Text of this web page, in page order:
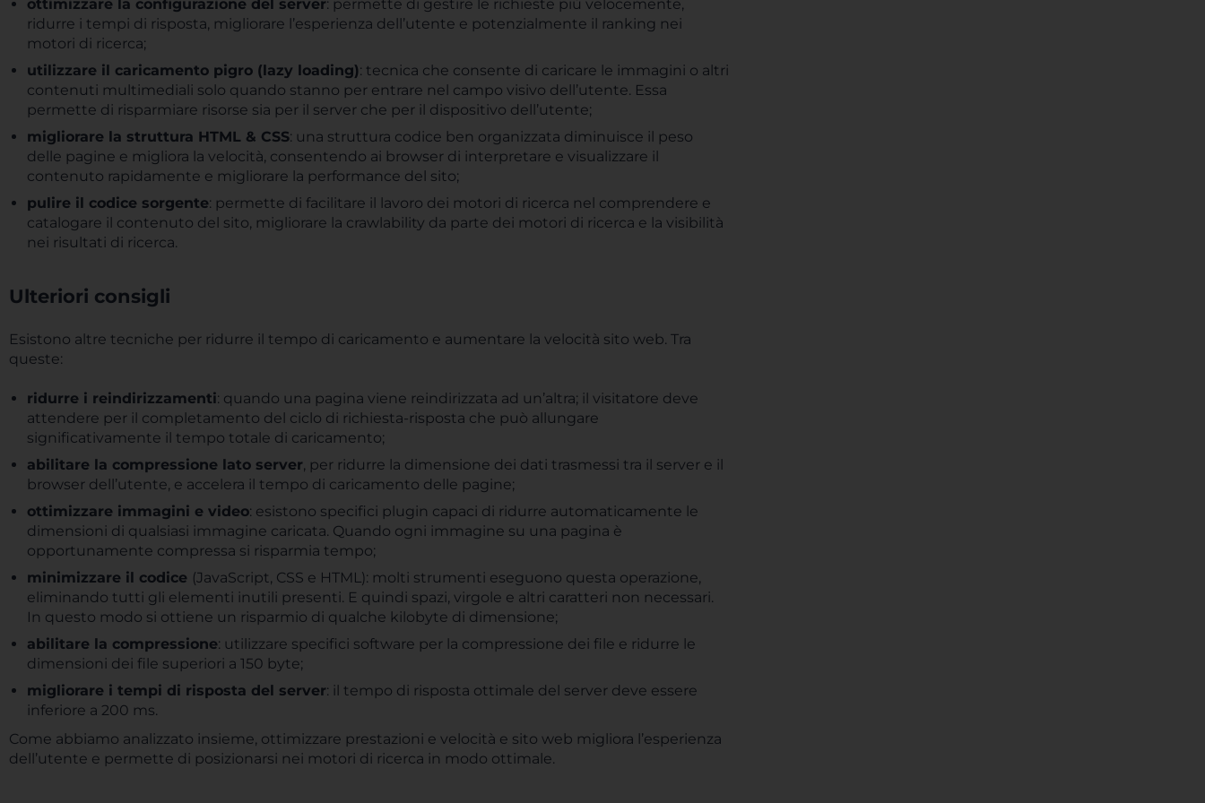
ottimizzare la configurazione del server: permette di gestire le richieste più velocemente,
ridurre i tempi di risposta, migliorare l’esperienza dell’utente e potenzialmente il ranking nei
motori di ricerca;
utilizzare il caricamento pigro (lazy loading): tecnica che consente di caricare le immagini o altri
contenuti multimediali solo quando stanno per entrare nel campo visivo dell’utente. Essa
permette di risparmiare risorse sia per il server che per il dispositivo dell’utente;
migliorare la struttura HTML & CSS: una struttura codice ben organizzata diminuisce il peso
delle pagine e migliora la velocità, consentendo ai browser di interpretare e visualizzare il
contenuto rapidamente e migliorare la performance del sito;
pulire il codice sorgente: permette di facilitare il lavoro dei motori di ricerca nel comprendere e
catalogare il contenuto del sito, migliorare la crawlability da parte dei motori di ricerca e la visibilità
nei risultati di ricerca.
Ulteriori consigli
Esistono altre tecniche per ridurre il tempo di caricamento e aumentare la velocità sito web. Tra
queste:
ridurre i reindirizzamenti: quando una pagina viene reindirizzata ad un’altra; il visitatore deve
attendere per il completamento del ciclo di richiesta-risposta che può allungare
significativamente il tempo totale di caricamento;
abilitare la compressione lato server, per ridurre la dimensione dei dati trasmessi tra il server e il
browser dell’utente, e accelera il tempo di caricamento delle pagine;
ottimizzare immagini e video: esistono specifici plugin capaci di ridurre automaticamente le
dimensioni di qualsiasi immagine caricata. Quando ogni immagine su una pagina è
opportunamente compressa si risparmia tempo;
minimizzare il codice (JavaScript, CSS e HTML): molti strumenti eseguono questa operazione,
eliminando tutti gli elementi inutili presenti. E quindi spazi, virgole e altri caratteri non necessari.
In questo modo si ottiene un risparmio di qualche kilobyte di dimensione;
abilitare la compressione: utilizzare specifici software per la compressione dei file e ridurre le
dimensioni dei file superiori a 150 byte;
migliorare i tempi di risposta del server: il tempo di risposta ottimale del server deve essere
inferiore a 200 ms.
Come abbiamo analizzato insieme, ottimizzare prestazioni e velocità e sito web migliora l’esperienza
dell’utente e permette di posizionarsi nei motori di ricerca in modo ottimale.